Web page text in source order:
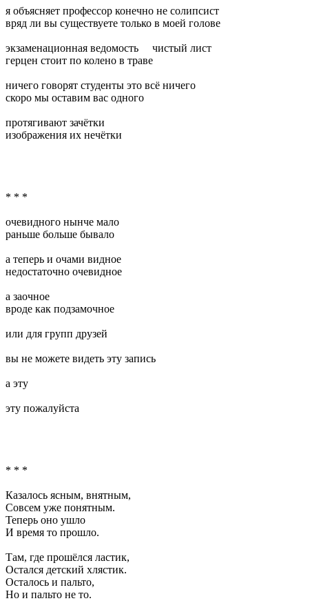
я объясняет профессор конечно не солипсист
вряд ли вы существуете только в моей голове
экзаменационная ведомость чистый лист
герцен стоит по колено в траве
ничего говорят студенты это всё ничего
скоро мы оставим вас одного
протягивают зачётки
изображения их нечётки
* * *
очевидного нынче мало
раньше больше бывало
а теперь и очами видное
недостаточно очевидное
а заочное
вроде как подзамочное
или для групп друзей
вы не можете видеть эту запись
а эту
эту пожалуйста
* * *
Казалось ясным, внятным,
Совсем уже понятным.
Теперь оно ушло
И время то прошло.
Там, где прошёлся ластик,
Остался детский хлястик.
Осталось и пальто,
Но и пальто не то.